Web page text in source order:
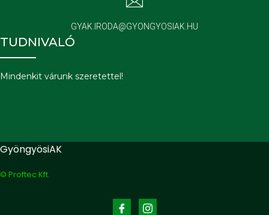
GYAK.IRODA@GYONGYOSIAK.HU
TUDNIVALÓ
Mindenkit várunk szeretettel!
GyöngyösiAK
© Proftec Kft.